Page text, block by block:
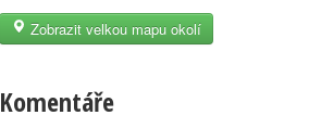
Zobrazit velkou mapu okolí
Komentáře